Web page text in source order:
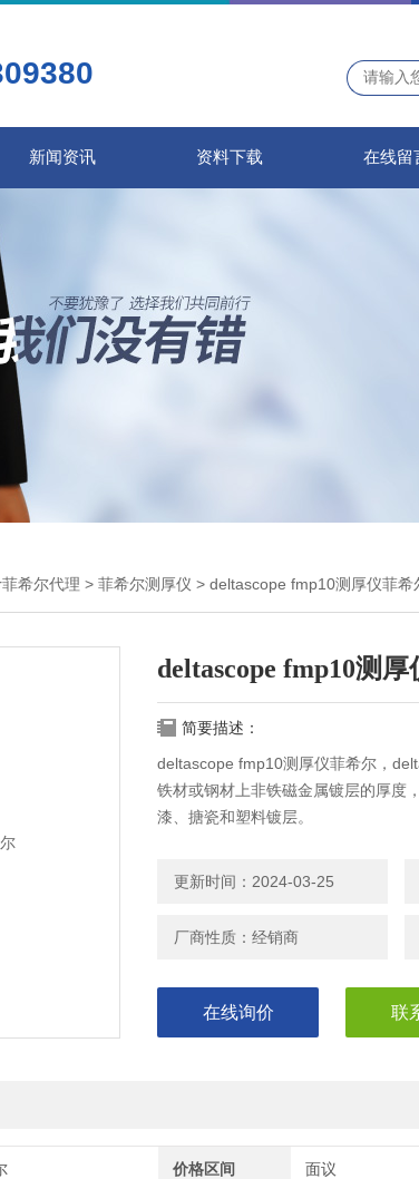
新闻资讯 资料下载 在线留
希尔代理 > 菲希尔测厚仪 > deltascope fmp10测厚仪菲希
deltascope fmp10测
简要描述：
deltascope fmp10测厚仪菲希尔，
铁材或钢材上非铁磁金属镀层的厚度
漆、搪瓷和塑料镀层。
涂层和阳极氧化层的厚度。
更新时间：2024-03-25
厂商性质：经销商
在线询价 联
价格区间 面议